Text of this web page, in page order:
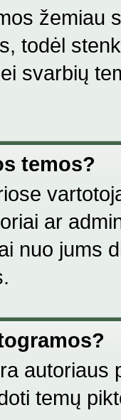
žemiau
todėl
svarbių
temos?
ar
nuo jums
autoriaus
temų